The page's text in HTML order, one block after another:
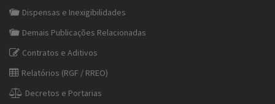
Dispensas e Inexigibilidades
Demais Publicações Relacionadas
Contratos e Aditivos
Relatórios (RGF / RREO)
Decretos e Portarias